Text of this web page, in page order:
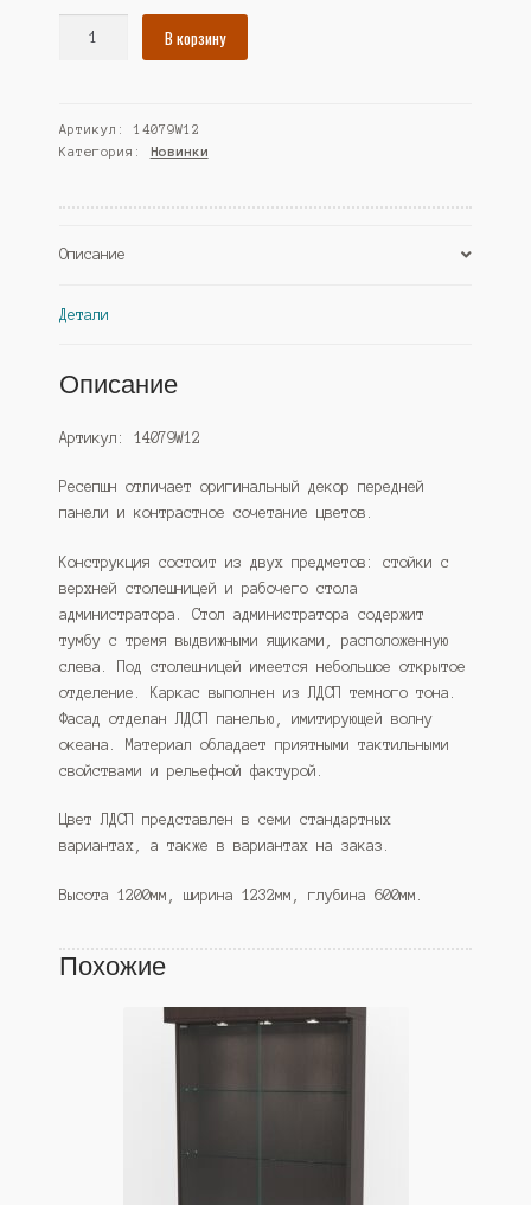
Волны"
№1В
левосторонней
с
Дуб
В корзину
Артикул:14079W12
Категория: Новинки
Описание
Детали
Описание
Артикул: 14079W12
Ресепшн отличает оригинальный декор передней
панели и контрастное сочетание цветов.
Конструкция состоит из двух предметов: стойки с
верхней столешницей и рабочего стола
администратора. Стол администратора содержит
тумбу с тремя выдвижными ящиками, расположенную
слева. Под столешницей имеется небольшое открытое
отделение. Каркас выполнен из ЛДСП темного тона.
Фасад отделан ЛДСП панелью, имитирующей волну
океана. Материал обладает приятными тактильными
свойствами и рельефной фактурой.
Цвет ЛДСП представлен в семи стандартных
вариантах, а также в вариантах на заказ.
Высота 1200мм, ширина 1232мм, глубина 600мм.
Похожие